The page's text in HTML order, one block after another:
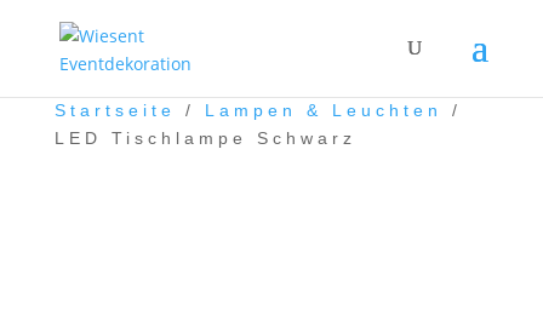
Startseite / Lampen & Leuchten
/
LED Tischlampe Schwarz